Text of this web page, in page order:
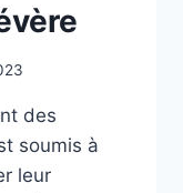
des
soumis à
leur